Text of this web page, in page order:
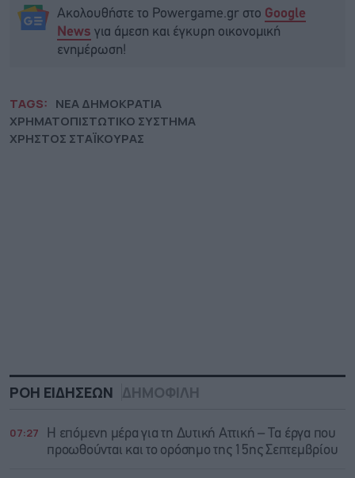
Ακολουθήστε το Powergame.gr στο Google
News για άμεση και έγκυρη οικονομική
ενημέρωση!
TAGS: ΝΕΑ ΔΗΜΟΚΡΑΤΙΑ
ΧΡΗΜΑΤΟΠΙΣΤΩΤΙΚΟ ΣΥΣΤΗΜΑ
ΧΡΗΣΤΟΣ ΣΤΑΪΚΟΥΡΑΣ
ΡΟΗ ΕΙΔΗΣΕΩΝ ΔΗΜΟΦΙΛΗ
07:27
Η επόμενη μέρα για τη Δυτική Αττική – Τα έργα που
προωθούνται και το ορόσημο της 15ης Σεπτεμβρίου